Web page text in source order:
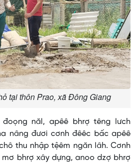
tại thôn Prao, xã Đông Giang
năl, apêê bhrợ têng lưch
nâng đươi cơnh đêêc bấc apêê
thu nhập tệêm ngăn lâh. Cơnh
bhrợ xây dựng, anoo dzợ bhrợ